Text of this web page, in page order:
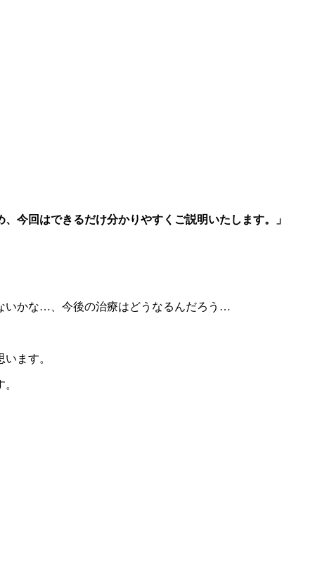
今回はできるだけ分かりやすくご説明いたします。」
いかな…、今後の治療はどうなるんだろう…
ます。